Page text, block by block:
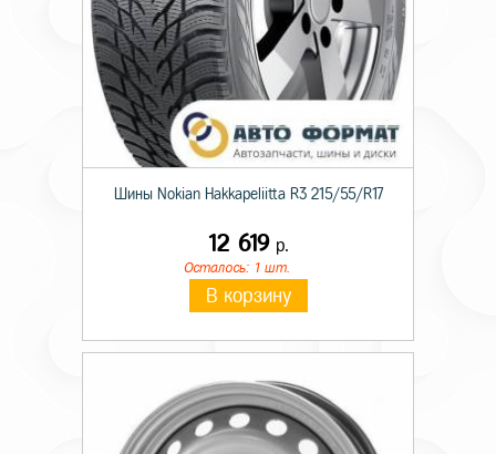
Шины Nokian Hakkapeliitta R3 215/55/R17
12 619р.
Осталось: 1 шт.
В корзину